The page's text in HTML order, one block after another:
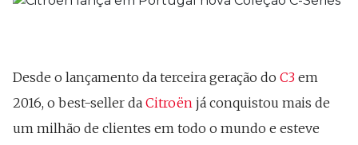
Desde o lançamento da terceira geração do C3 em
2016, o best-seller da Citroën já conquistou mais de
um milhão de clientes em todo o mundo e esteve